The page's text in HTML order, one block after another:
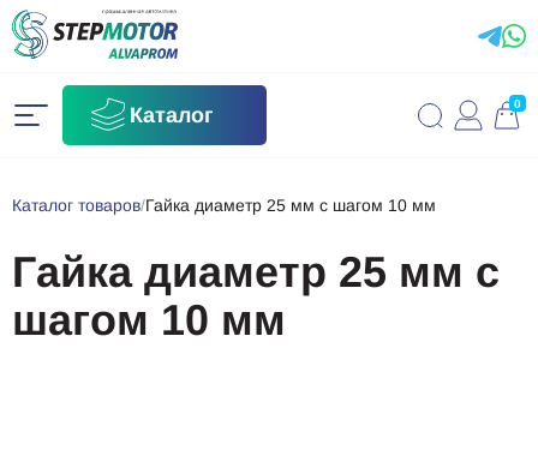
Каталог 0
Каталог товаров/Гайка диаметр 25 мм с шагом 10 мм
Гайка диаметр 25 мм с
шагом 10 мм